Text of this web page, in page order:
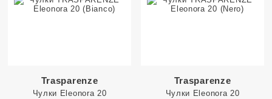
Trasparenze
Чулки Eleonora 20
Trasparenze
Чулки Eleonora 20